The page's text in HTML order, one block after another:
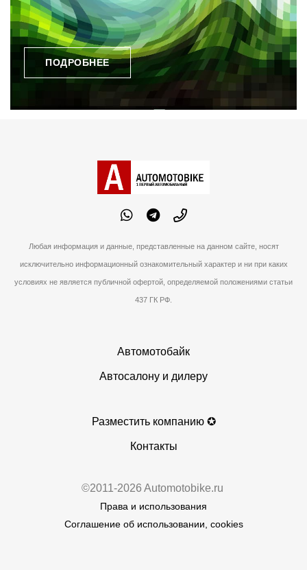
ПОДРОБНЕЕ
Любая информация и данные, представленные на данном сайте, носят
исключительно информационный ознакомительный характер и ни при каких
условиях не является публичной офертой, определяемой положениями статьи
437 ГК РФ.
Автомотобайк
Автосалону и дилеру
Разместить компанию ✪
Контакты
©2011-2026 Automotobike.ru
Права и использования
Соглашение об использовании, cookies